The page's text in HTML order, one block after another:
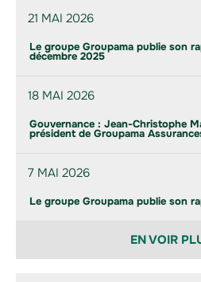
21 MAI 2026
Le groupe Groupama publie son
décembre 2025
18 MAI 2026
Gouvernance : Jean-Christophe
président de Groupama
7 MAI 2026
Le groupe Groupama publie son
EN VOIR